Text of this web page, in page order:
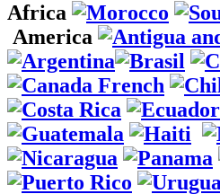
Africa
America